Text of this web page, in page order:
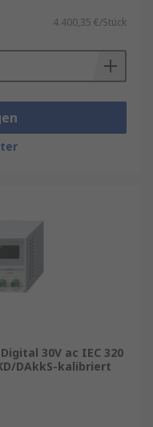
4.400,35 €/Stück
30V ac IEC 320
DAkkS-kalibriert